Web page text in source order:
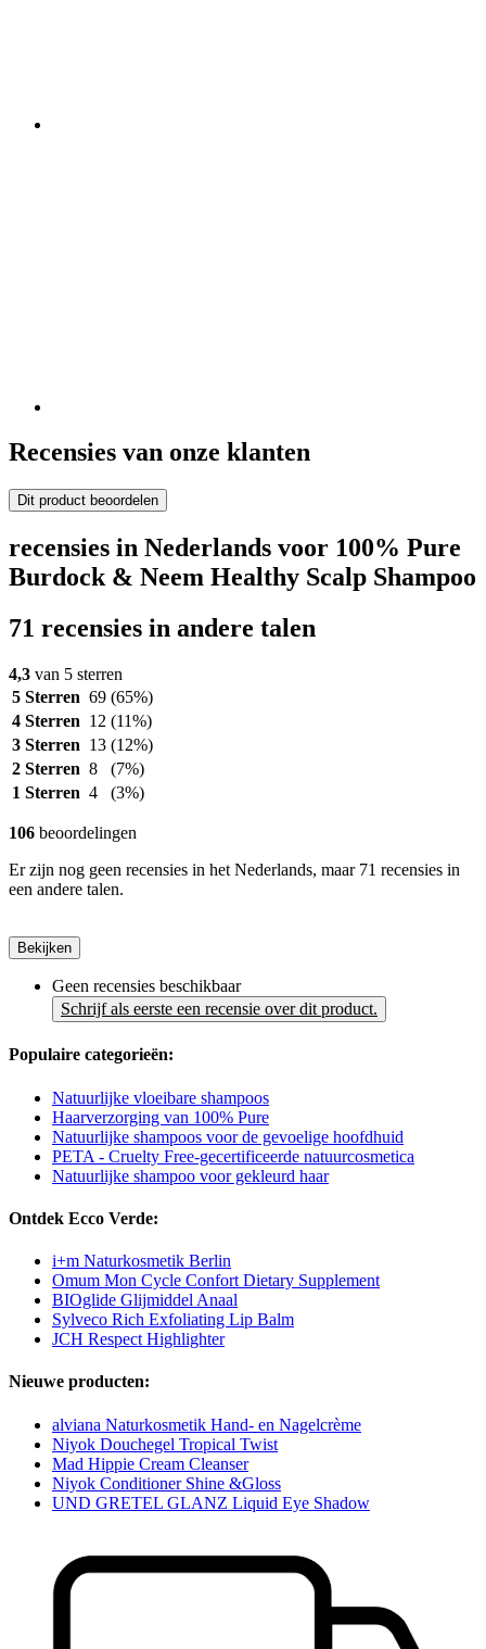
Recensies van onze klanten
Dit product beoordelen
recensies in Nederlands voor 100% Pure
Burdock & Neem Healthy Scalp Shampoo
71 recensies in andere talen
4,3 van 5 sterren
5 Sterren 69 (65%)
4 Sterren 12 (11%)
3 Sterren 13 (12%)
2 Sterren 8
(7%)
1 Sterren 4 (3%)
106 beoordelingen
Er zijn nog geen recensies in het Nederlands, maar 71 recensies in
een andere talen.
Bekijken
Geen recensies beschikbaar
Schrijf als eerste een recensie over dit product.
Populaire categorieën:
Natuurlijke vloeibare shampoos
Haarverzorging van 100% Pure
Natuurlijke shampoos voor de gevoelige hoofdhuid
PETA - Cruelty Free-gecertificeerde natuurcosmetica
Natuurlijke shampoo voor gekleurd haar
Ontdek Ecco Verde:
i+m Naturkosmetik Berlin
Omum Mon Cycle Confort Dietary Supplement
BIOglide Glijmiddel Anaal
Sylveco Rich Exfoliating Lip Balm
JCH Respect Highlighter
Nieuwe producten:
alviana Naturkosmetik Hand- en Nagelcrème
Niyok Douchegel Tropical Twist
Mad Hippie Cream Cleanser
Niyok Conditioner Shine &Gloss
UND GRETEL GLANZ Liquid Eye Shadow